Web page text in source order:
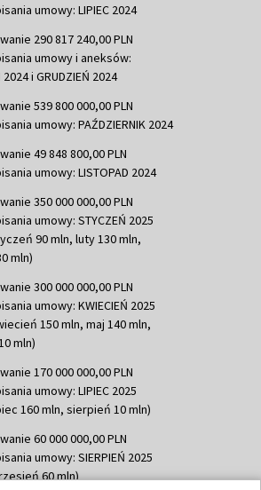
umowy: LIPIEC 2024
290 817 240,00 PLN
umowy i aneksów:
2024 i GRUDZIEŃ 2024
539 800 000,00 PLN
umowy: PAŹDZIERNIK 2024
49 848 800,00 PLN
umowy: LISTOPAD 2024
350 000 000,00 PLN
umowy: STYCZEŃ 2025
90 mln, luty 130 mln,
mln)
300 000 000,00 PLN
umowy: KWIECIEŃ 2025
150 mln, maj 140 mln,
mln)
170 000 000,00 PLN
umowy: LIPIEC 2025
160 mln, sierpień 10 mln)
60 000 000,00 PLN
umowy: SIERPIEŃ 2025
60 mln)